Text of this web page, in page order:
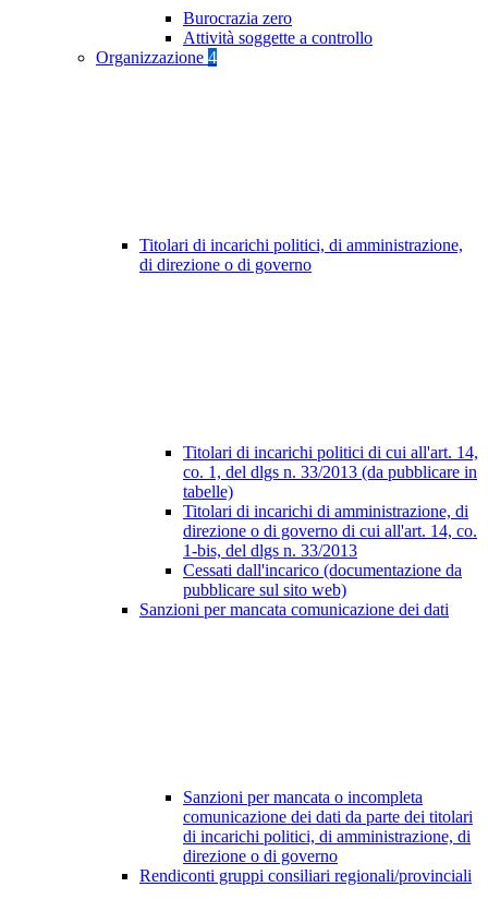
Burocrazia zero
Attività soggette a controllo
Organizzazione 4
Titolari di incarichi politici, di amministrazione,
di direzione o di governo
Titolari di incarichi politici di cui all'art. 14,
co. 1, del dlgs n. 33/2013 (da pubblicare in
tabelle)
Titolari di incarichi di amministrazione, di
direzione o di governo di cui all'art. 14, co.
1-bis, del dlgs n. 33/2013
Cessati dall'incarico (documentazione da
pubblicare sul sito web)
Sanzioni per mancata comunicazione dei dati
Sanzioni per mancata o incompleta
comunicazione dei dati da parte dei titolari
di incarichi politici, di amministrazione, di
direzione o di governo
Rendiconti gruppi consiliari regionali/provinciali